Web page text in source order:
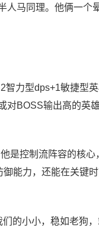
马同理。他俩一个
力型dps+1敏捷型
对BOSS输出高的英
是控制流阵容的核
能力，还能在关键
的小小，稳如老狗，